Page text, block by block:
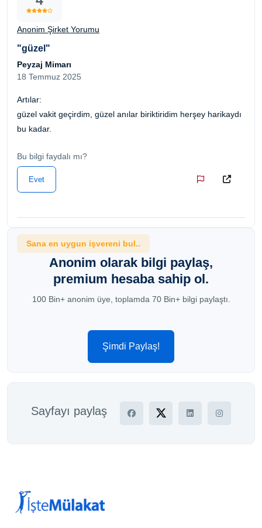
Anonim Şirket Yorumu
"güzel"
Peyzaj Mimarı
18 Temmuz 2025
Artılar:
güzel vakit geçirdim, güzel anılar biriktiridim herşey harikaydı
bu kadar.
Bu bilgi faydalı mı?
Evet
Sana en uygun işvereni bul..
Anonim olarak bilgi paylaş,
premium hesaba sahip ol.
100 Bin+ anonim üye, toplamda 70 Bin+ bilgi paylaştı.
Şimdi Paylaş!
Sayfayı paylaş